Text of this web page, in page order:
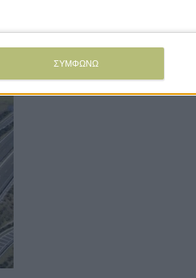
ΣΥΜΦΩΝΩ